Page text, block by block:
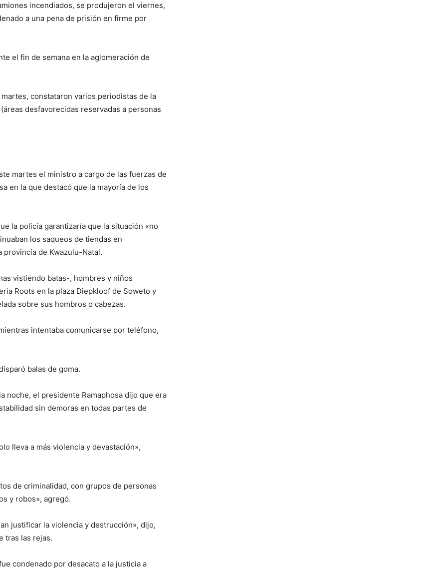
incendiados, se produjeron el viernes,
a una pena de prisión en firme por
el fin de semana en la aglomeración de
constataron varios periodistas de la
desfavorecidas reservadas a personas
martes el ministro a cargo de las fuerzas de
en la que destacó que la mayoría de los
la policía garantizaría que la situación «no
los saqueos de tiendas en
de Kwazulu-Natal.
vistiendo batas-, hombres y niños
Roots en la plaza Diepkloof de Soweto y
sobre sus hombros o cabezas.
intentaba comunicarse por teléfono,
balas de goma.
noche, el presidente Ramaphosa dijo que era
sin demoras en todas partes de
lleva a más violencia y devastación»,
de criminalidad, con grupos de personas
y robos», agregó.
justificar la violencia y destrucción», dijo,
tras las rejas.
condenado por desacato a la justicia a